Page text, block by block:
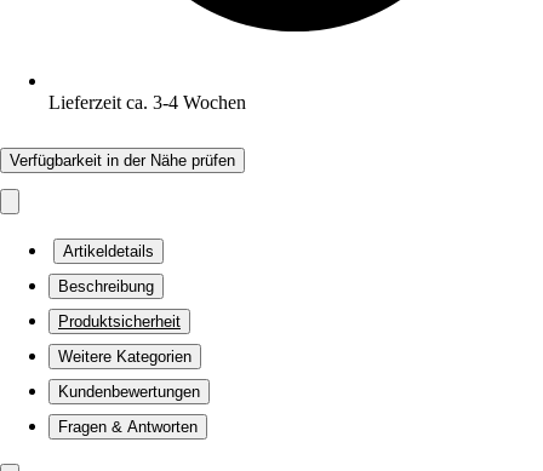
Lieferzeit ca. 3-4 Wochen
Verfügbarkeit in der Nähe prüfen
Artikeldetails
Beschreibung
Produktsicherheit
Weitere Kategorien
Kundenbewertungen
Fragen & Antworten